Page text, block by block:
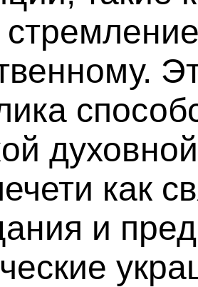
как
и